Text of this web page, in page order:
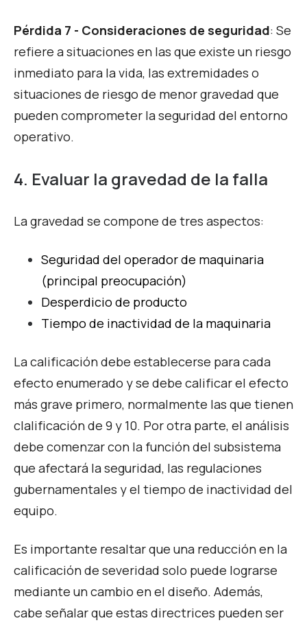
Pérdida 7 - Consideraciones de seguridad: Se
refiere a situaciones en las que existe un riesgo
inmediato para la vida, las extremidades o
situaciones de riesgo de menor gravedad que
pueden comprometer la seguridad del entorno
operativo.
4. Evaluar la gravedad de la falla
La gravedad se compone de tres aspectos:
Seguridad del operador de maquinaria
(principal preocupación)
Desperdicio de producto
Tiempo de inactividad de la maquinaria
La calificación debe establecerse para cada
efecto enumerado y se debe calificar el efecto
más grave primero, normalmente las que tienen
clalificación de 9 y 10. Por otra parte, el análisis
debe comenzar con la función del subsistema
que afectará la seguridad, las regulaciones
gubernamentales y el tiempo de inactividad del
equipo.
Es importante resaltar que una reducción en la
calificación de severidad solo puede lograrse
mediante un cambio en el diseño. Además,
cabe señalar que estas directrices pueden ser